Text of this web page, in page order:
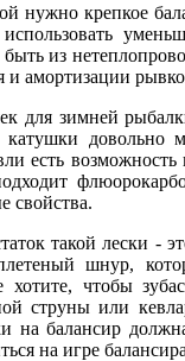
нужно крепкое
из
и амортизации
для зимней
катушки
есть
свойства.
такой лески -
шнур,
чтобы
струны или
на балансир
на игре